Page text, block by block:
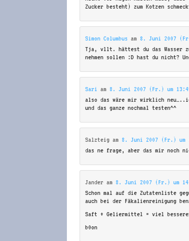
Zucker besteht) zum Kotzen
Simon Columbus am 8. Juni 2007
Tja, vllt. hättest du das Wasser
nehmen sollen :D hast du nicht?
Sari am 8. Juni 2007 (Fr.) um
also das wäre mir wirklich
und das ganze nochmal testen^^
Salzteig am 8. Juni 2007 (Fr.) um
das ne frage, aber das mir noch
Jander am 8. Juni 2007 (Fr.) um
Schon mal auf die Zutatenliste
auch bei der Fäkalienreinigung
Saft + Geliermittel = viel besserer
b0on